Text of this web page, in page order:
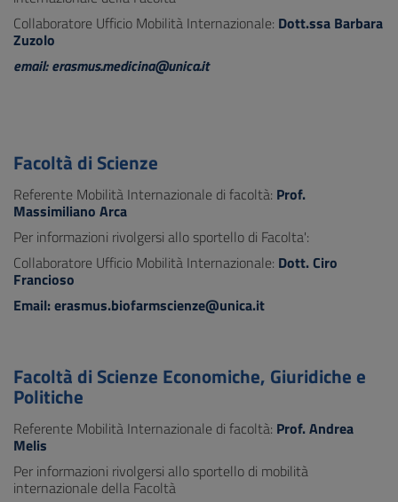
Collaboratore Ufficio Mobilità Internazionale: Dott.ssa Barbara
Zuzolo
email: erasmus.medicina@unica.it
Facoltà di Scienze
Referente Mobilità Internazionale di facoltà: Prof.
Massimiliano Arca
Per informazioni rivolgersi allo sportello di Facolta':
Collaboratore Ufficio Mobilità Internazionale: Dott.Ciro
Francioso
Email: erasmus.biofarmscienze@unica.it
Facoltà di Scienze Economiche, Giuridiche e
Politiche
Referente Mobilità Internazionale di facoltà: Prof. Andrea
Melis
Per informazioni rivolgersi allo sportello di mobilità
internazionale della Facoltà